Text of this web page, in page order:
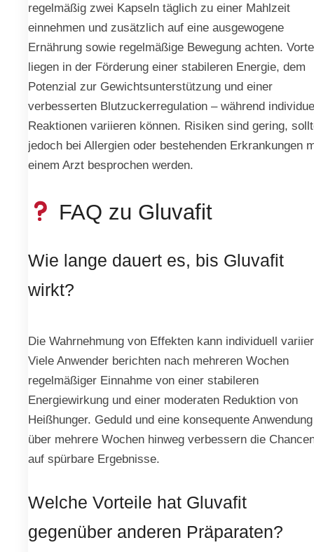
regelmäßig zwei Kapseln täglich zu einer Mahlzeit
einnehmen und zusätzlich auf eine ausgewogene
Ernährung sowie regelmäßige Bewegung achten.
liegen in der Förderung einer stabileren Energie, dem
Potenzial zur Gewichtsunterstützung und einer
verbesserten Blutzuckerregulation – während
Reaktionen variieren können. Risiken sind gering,
jedoch bei Allergien oder bestehenden Erkrankungen
einem Arzt besprochen werden.
FAQ zu Gluvafit
Wie lange dauert es, bis Gluvafit
wirkt?
Die Wahrnehmung von Effekten kann individuell
Viele Anwender berichten nach mehreren Wochen
regelmäßiger Einnahme von einer stabileren
Energiewirkung und einer moderaten Reduktion von
Heißhunger. Geduld und eine konsequente Anwendung
über mehrere Wochen hinweg verbessern die
auf spürbare Ergebnisse.
Welche Vorteile hat Gluvafit
gegenüber anderen Präparaten?